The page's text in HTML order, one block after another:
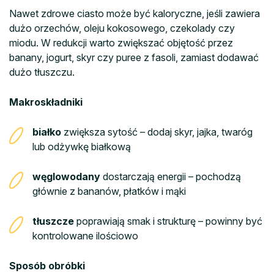
Nawet zdrowe ciasto może być kaloryczne, jeśli zawiera
dużo orzechów, oleju kokosowego, czekolady czy
miodu. W redukcji warto zwiększać objętość przez
banany, jogurt, skyr czy puree z fasoli, zamiast dodawać
dużo tłuszczu.
Makroskładniki
białko zwiększa sytość – dodaj skyr, jajka, twaróg
lub odżywkę białkową
węglowodany dostarczają energii – pochodzą
głównie z bananów, płatków i mąki
tłuszcze poprawiają smak i strukturę – powinny być
kontrolowane ilościowo
Sposób obróbki